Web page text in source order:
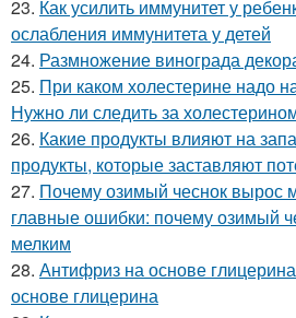
23. Как усилить иммунитет у
ослабления иммунитета у детей
24. Размножение винограда
25. При каком холестерине надо
Нужно ли следить за
26. Какие продукты влияют на
продукты, которые заставляют
27. Почему озимый чеснок вырос
главные ошибки: почему озимый
мелким
28. Антифриз на основе
основе глицерина